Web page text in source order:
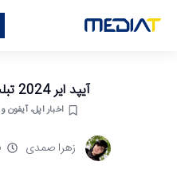
آیپد ایر 2024 تبلت هیجان انگیز اپل
اخبار اپل،
زهرا صمدی